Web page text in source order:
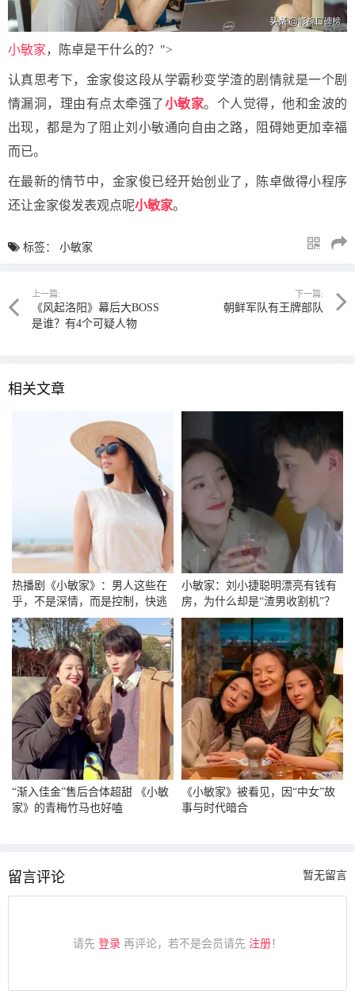
小敏家，陈卓是干什么的？">
认真思考下，金家俊这段从学霸秒变学渣的剧情就是一个剧
情漏洞，理由有点太牵强了小敏家。个人觉得，他和金波的
出现，都是为了阻止刘小敏通向自由之路，阻碍她更加幸福
而已。
在最新的情节中，金家俊已经开始创业了，陈卓做得小程序
还让金家俊发表观点呢小敏家。
标签： 小敏家
上一篇:
《风起洛阳》幕后大BOSS
是谁？有4个可疑人物
下一篇:
朝鲜军队有王牌部队
相关文章
热播剧《小敏家》：男人这些在
乎，不是深情，而是控制，快逃
小敏家：刘小捷聪明漂亮有钱有
房，为什么却是“渣男收割机”？
“渐入佳金”售后合体超甜 《小敏
家》的青梅竹马也好嗑
《小敏家》被看见，因“中女”故
事与时代暗合
留言评论 暂无留言
请先 登录 再评论，若不是会员请先 注册！